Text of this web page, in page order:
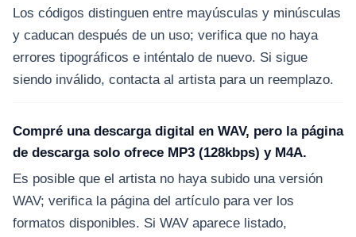
Los códigos distinguen entre mayúsculas y minúsculas
y caducan después de un uso; verifica que no haya
errores tipográficos e inténtalo de nuevo. Si sigue
siendo inválido, contacta al artista para un reemplazo.
Compré una descarga digital en WAV, pero la página
de descarga solo ofrece MP3 (128kbps) y M4A.
Es posible que el artista no haya subido una versión
WAV; verifica la página del artículo para ver los
formatos disponibles. Si WAV aparece listado,